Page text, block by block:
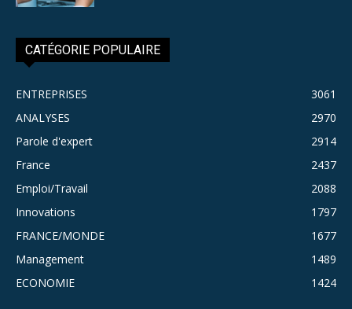
CATÉGORIE POPULAIRE
ENTREPRISES
3061
ANALYSES
2970
Parole d'expert
2914
France
2437
Emploi/Travail
2088
Innovations
1797
FRANCE/MONDE
1677
Management
1489
ECONOMIE
1424